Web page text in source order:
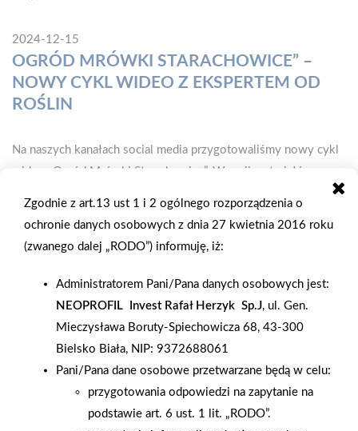
2024-12-15
OGRÓD MRÓWKI STARACHOWICE” –
NOWY CYKL WIDEO Z EKSPERTEM OD
ROŚLIN
Na naszych kanałach social media przygotowaliśmy nowy cykl
wideo „Ogród Mrówki Starachowice”. W serii materiałów
dziedzinie projektowania ogrodów. Patryk swoją przygodę z
roślinami rozpoczął już w dzieciństwie, a wiedzę zdobył,
kończąc technikum architektury krajobrazu. Jego
doświadczenie obejmuje zarówno profesjonalne
projektowanie, jak i pielęgnację ogrodów. Od 4 lat Patryk
prowadzi warsztaty ogrodnicze i florystyczne dla dzieci oraz
dorosłych, zarażając innych swoją pasją. Dodatkowo, jego głos
Zgodnie z art.13 ust 1 i 2 ogólnego rozporządzenia o
ochronie danych osobowych z dnia 27 kwietnia 2016 roku
(zwanego dalej „RODO”) informuję, iż:
Administratorem Pani/Pana danych osobowych jest:
NEOPROFIL Invest Rafał Herzyk Sp.J, ul. Gen.
Mieczysława Boruty-Spiechowicza 68, 43-300
Bielsko Biała, NIP: 9372688061
Pani/Pana dane osobowe przetwarzane będą w celu:
przygotowania odpowiedzi na zapytanie na
podstawie art. 6 ust. 1 lit. „RODO”.